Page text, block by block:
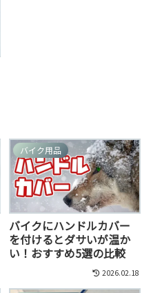
バイク用品
バイクにハンドルカバー
を付けるとダサいが温か
い！おすすめ5選の比較
2026.02.18